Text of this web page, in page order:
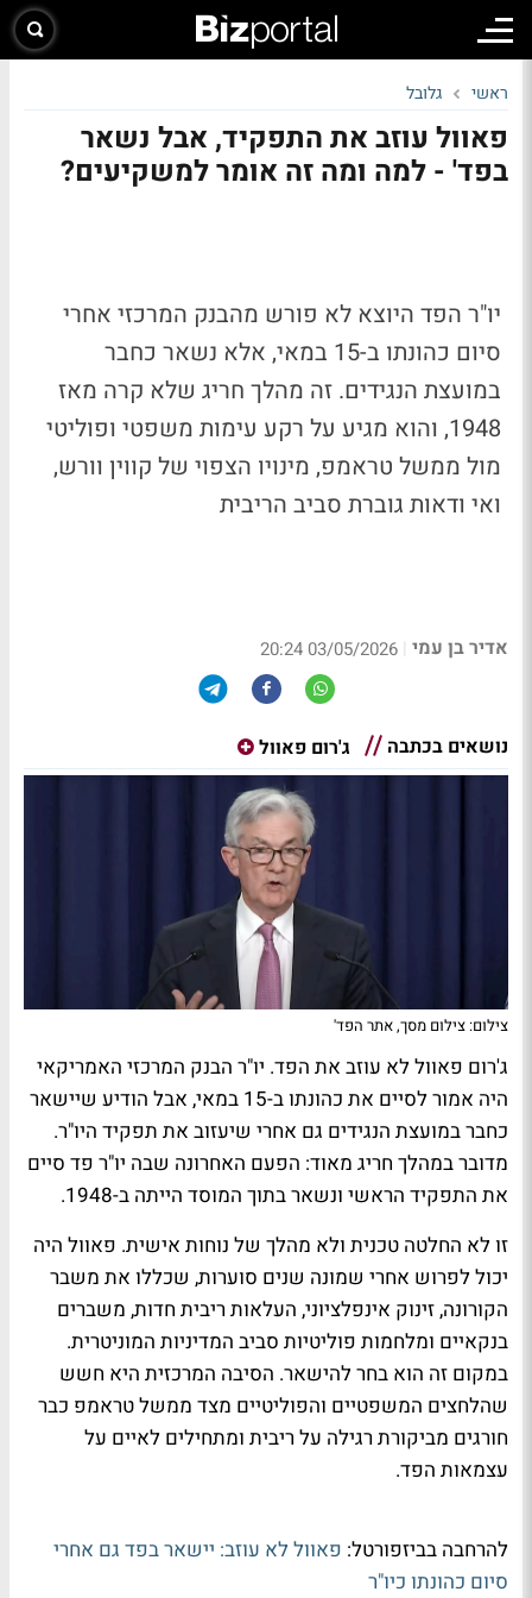
ראשי גלובל
פאוול עוזב את התפקיד, אבל נשאר
בפד' - למה ומה זה אומר למשקיעים?
יו"ר הפד היוצא לא פורש מהבנק המרכזי אחרי
סיום כהונתו ב-15 במאי, אלא נשאר כחבר
במועצת הנגידים. זה מהלך חריג שלא קרה מאז
1948, והוא מגיע על רקע עימות משפטי ופוליטי
מול ממשל טראמפ, מינויו הצפוי של קווין וורש,
ואי ודאות גוברת סביב הריבית
אדיר בן עמי |
03/05/2026 20:24
נושאים בכתבה ג'רום פאוול
צילום: צילום מסך, אתר הפד'
ג'רום פאוול לא עוזב את הפד. יו"ר הבנק המרכזי האמריקאי
היה אמור לסיים את כהונתו ב-15 במאי, אבל הודיע שיישאר
כחבר במועצת הנגידים גם אחרי שיעזוב את תפקיד היו"ר.
מדובר במהלך חריג מאוד: הפעם האחרונה שבה יו"ר פד סיים
את התפקיד הראשי ונשאר בתוך המוסד הייתה ב-1948.
זו לא החלטה טכנית ולא מהלך של נוחות אישית. פאוול היה
יכול לפרוש אחרי שמונה שנים סוערות, שכללו את משבר
הקורונה, זינוק אינפלציוני, העלאות ריבית חדות, משברים
בנקאיים ומלחמות פוליטיות סביב המדיניות המוניטרית.
במקום זה הוא בחר להישאר. הסיבה המרכזית היא חשש
שהלחצים המשפטיים והפוליטיים מצד ממשל טראמפ כבר
חורגים מביקורת רגילה על ריבית ומתחילים לאיים על
עצמאות הפד.
להרחבה בביזפורטל: פאוול לא עוזב: יישאר בפד גם אחרי
סיום כהונתו כיו"ר